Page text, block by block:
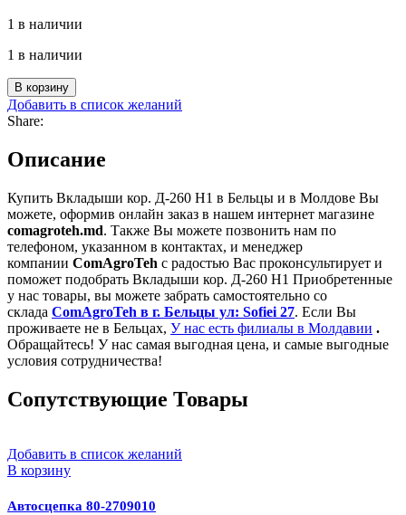
1 в наличии
1 в наличии
Количество
товара
Вкладыши
Д-260
Н1
В корзину
Добавить в список желаний
Share:
Описание
Купить Вкладыши кор. Д-260 Н1 в Бельцы и в Молдове Вы
можете, оформив онлайн заказ в нашем интернет магазине
comagroteh.md. Также Вы можете позвонить нам по
телефоном, указанном в контактах, и менеджер
компании ComAgroTeh с радостью Вас проконсультирует и
поможет подобрать Вкладыши кор. Д-260 Н1 Приобретенные
у нас товары, вы можете забрать самостоятельно со
склада ComAgroTeh в г. Бельцы ул: Sofiei 27. Если Вы
проживаете не в Бельцах, У нас есть филиалы в Молдавии .
Обращайтесь! У нас самая выгодная цена, и самые выгодные
условия сотрудничества!
Сопутствующие Товары
Добавить в список желаний
В корзину
Автосцепка 80-2709010